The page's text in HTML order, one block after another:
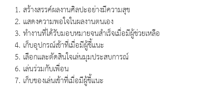
1. สร้างสรรค์ผลงานศิลปะอย่างมีความสุข
2. แสดงความพอใจในผลงานตนเอง
3. ทำงานที่ได้รับมอบหมายจนสำเร็จเมื่อมีผู้ช่วยเหลือ
4. เก็บอุปกรณ์เข้าที่เมื่อมีผู้ชี้แนะ
5. เลือกและตัดสินใจเล่นมุมประสบการณ์
6. เล่นร่วมกับเพื่อน
7. เก็บของเล่นเข้าที่เมื่อมีผู้ชี้แนะ